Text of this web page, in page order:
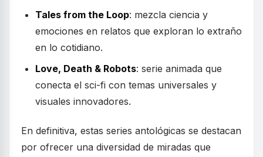
Tales from the Loop: mezcla ciencia y
emociones en relatos que exploran lo extraño
en lo cotidiano.
Love, Death & Robots: serie animada que
conecta el sci-fi con temas universales y
visuales innovadores.
En definitiva, estas series antológicas se destacan
por ofrecer una diversidad de miradas que